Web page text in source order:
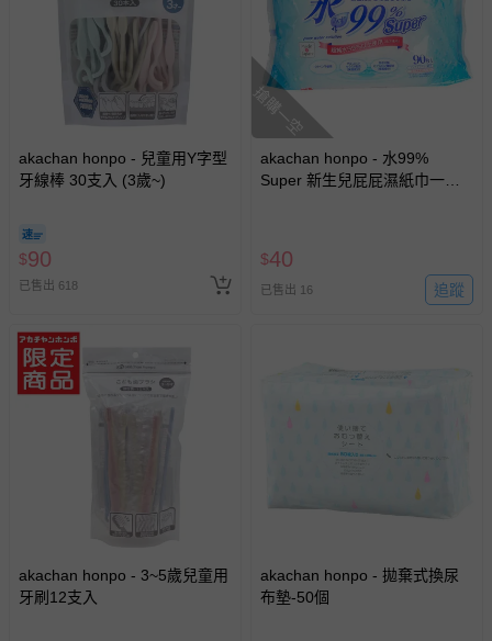
並點選『我要退貨』即可進行申請。若有相關退貨問題，請
至媽咪愛 LINE@客服ID: @mamilove我們將依序為您處理
與服務，謝謝。
針對滿件折/滿額贈…等活動，如因部份退貨，而該訂單保
留商品未達活動門檻，將以原價計算，活動贈品亦需一併退
回。
易於腐敗、保存期限較短或解約時即將逾期（例如生鮮
商品、食品等）。
客製化商品（例如客製生日書、姓名貼等）。
報紙、期刊或雜誌（惟書籍如經拆封、使用，則酌收整
新費用）。
經消費者拆封之影音商品或電腦軟體（例如 DVD、CD
上服務，經消費者事先同意始提供（例如線上課程、遊
戲或活動點數等）。
-個人衛生用品（例如尿布、貼身衣物、泳裝、襪子、地
墊、寢具類等）。
akachan honpo - 兒童用Y字型
牙線棒 30支入 (3歲~)
$90
已售出 618
搶購一空
akachan honpo - 水99%
Super 新生兒屁屁濕紙巾一般
$40
已售出 16 追蹤
akachan honpo - 3~5歲兒童用
牙刷12支入
akachan honpo - 拋棄式換尿
布墊-50個